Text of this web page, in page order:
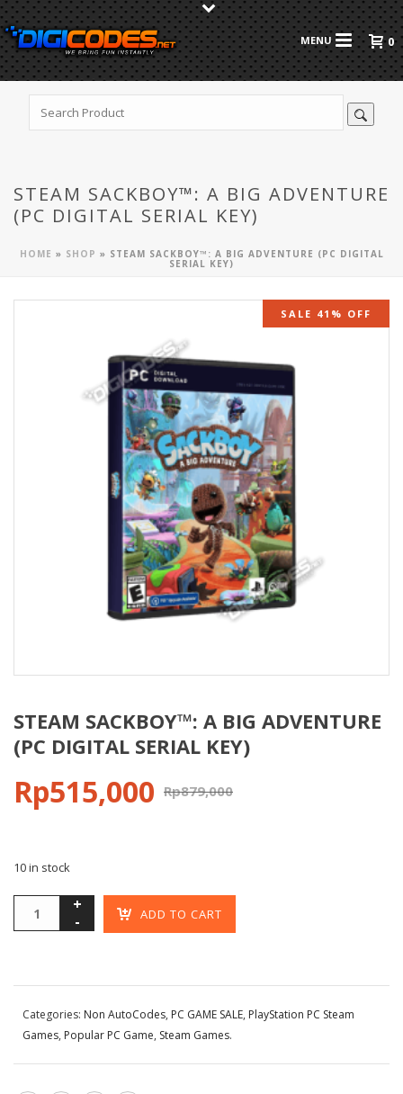
0
STEAM SACKBOY™: A BIG ADVENTURE
(PC DIGITAL SERIAL KEY)
HOME » SHOP » STEAM SACKBOY™: A BIG ADVENTURE (PC DIGITAL
SERIAL KEY)
SALE 41% OFF
STEAM SACKBOY™: A BIG ADVENTURE
(PC DIGITAL SERIAL KEY)
Rp879,000
Rp515,000
10 in stock
ADD TO CART
Categories: Non AutoCodes, PC GAME SALE, PlayStation PC Steam
Games, Popular PC Game, Steam Games.